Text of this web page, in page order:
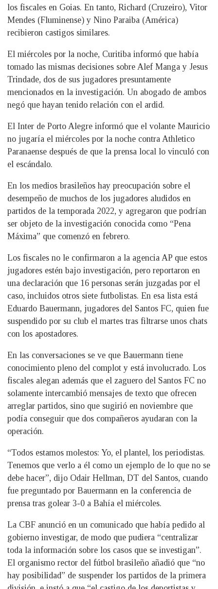
los fiscales en Goias. En tanto, Richard (Cruzeiro), Vitor
Mendes (Fluminense) y Nino Paraiba (América)
recibieron castigos similares.
El miércoles por la noche, Curitiba informó que había
tomado las mismas decisiones sobre Alef Manga y Jesus
Trindade, dos de sus jugadores presuntamente
mencionados en la investigación. Un abogado de ambos
negó que hayan tenido relación con el ardid.
El Inter de Porto Alegre informó que el volante Mauricio
no jugaría el miércoles por la noche contra Athletico
Paranaense después de que la prensa local lo vinculó con
el escándalo.
En los medios brasileños hay preocupación sobre el
desempeño de muchos de los jugadores aludidos en
partidos de la temporada 2022, y agregaron que podrían
ser objeto de la investigación conocida como “Pena
Máxima” que comenzó en febrero.
Los fiscales no le confirmaron a la agencia AP que estos
jugadores estén bajo investigación, pero reportaron en
una declaración que 16 personas serán juzgadas por el
caso, incluidos otros siete futbolistas. En esa lista está
Eduardo Bauermann, jugadores del Santos FC, quien fue
suspendido por su club el martes tras filtrarse unos chats
con los apostadores.
En las conversaciones se ve que Bauermann tiene
conocimiento pleno del complot y está involucrado. Los
fiscales alegan además que el zaguero del Santos FC no
solamente intercambió mensajes de texto que ofrecen
arreglar partidos, sino que sugirió en noviembre que
podía conseguir que dos compañeros ayudaran con la
operación.
“Todos estamos molestos: Yo, el plantel, los periodistas.
Tenemos que verlo a él como un ejemplo de lo que no se
debe hacer”, dijo Odair Hellman, DT del Santos, cuando
fue preguntado por Bauermann en la conferencia de
prensa tras golear 3-0 a Bahía el miércoles.
La CBF anunció en un comunicado que había pedido al
gobierno investigar, de modo que pudiera “centralizar
toda la información sobre los casos que se investigan”.
El organismo rector del fútbol brasileño añadió que “no
hay posibilidad” de suspender los partidos de la primera